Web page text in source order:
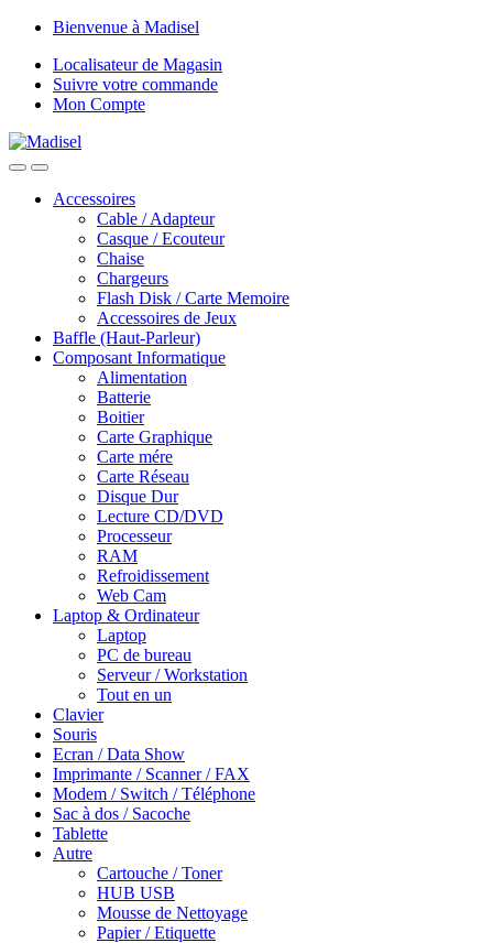
Skip
navigation
Skip
content
Bienvenue à Madisel
Localisateur de Magasin
Suivre votre commande
Mon Compte
Accessoires
Cable / Adapteur
Casque / Ecouteur
Chaise
Chargeurs
Flash Disk / Carte Memoire
Accessoires de Jeux
Baffle (Haut-Parleur)
Composant Informatique
Alimentation
Batterie
Boitier
Carte Graphique
Carte mére
Carte Réseau
Disque Dur
Lecture CD/DVD
Processeur
RAM
Refroidissement
Web Cam
Laptop & Ordinateur
Laptop
PC de bureau
Serveur / Workstation
Tout en un
Clavier
Souris
Ecran / Data Show
Imprimante / Scanner / FAX
Modem / Switch / Téléphone
Sac à dos / Sacoche
Tablette
Autre
Cartouche / Toner
HUB USB
Mousse de Nettoyage
Papier / Etiquette